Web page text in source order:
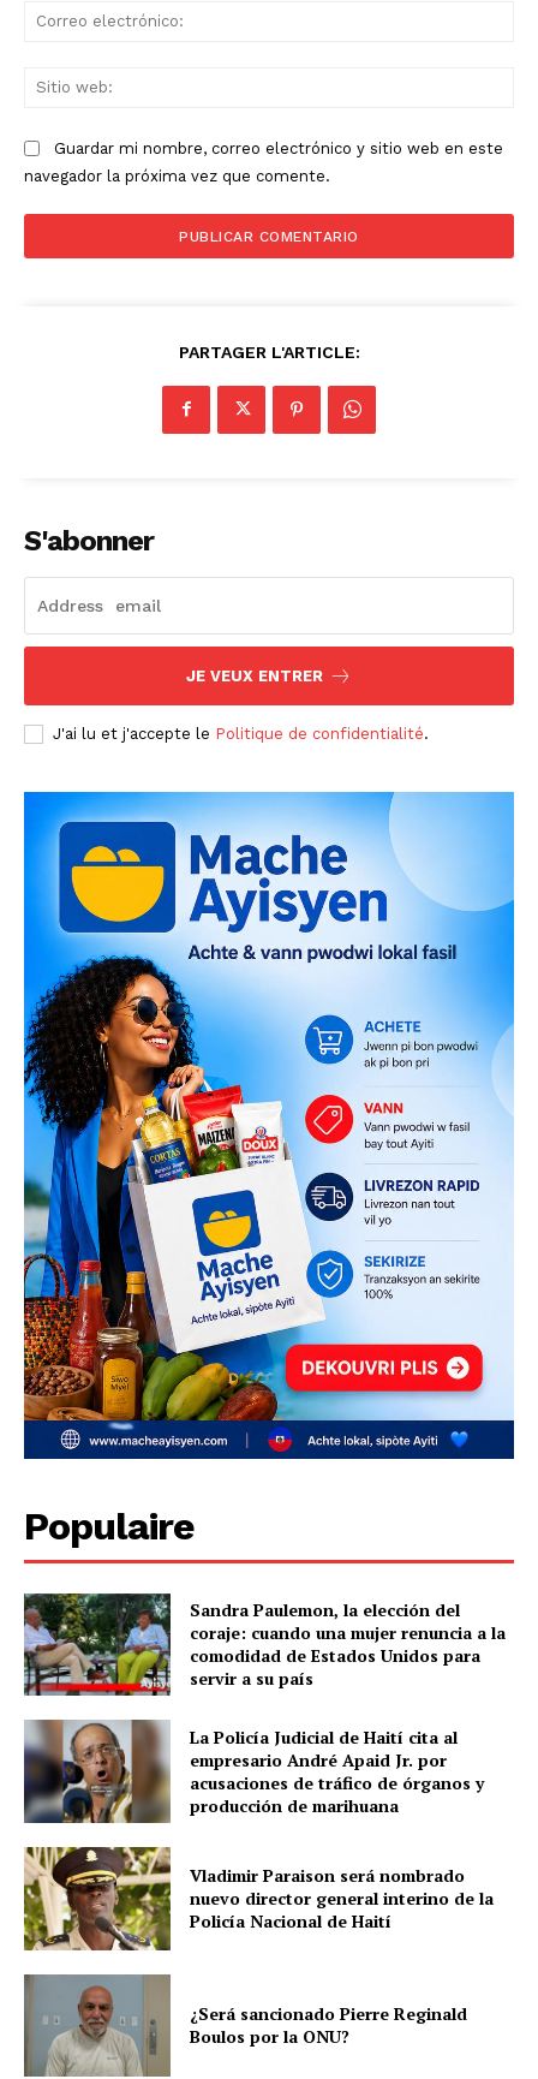
Guardar mi nombre, correo electrónico y sitio web en este
navegador la próxima vez que comente.
PARTAGER L'ARTICLE:
S'abonner
JE VEUX ENTRER
J'ai lu et j'accepte le Politique de confidentialité.
Populaire
Sandra Paulemon, la elección del
coraje: cuando una mujer renuncia a la
comodidad de Estados Unidos para
servir a su país
La Policía Judicial de Haití cita al
empresario André Apaid Jr. por
acusaciones de tráfico de órganos y
producción de marihuana
Vladimir Paraison será nombrado
nuevo director general interino de la
Policía Nacional de Haití
¿Será sancionado Pierre Reginald
Boulos por la ONU?